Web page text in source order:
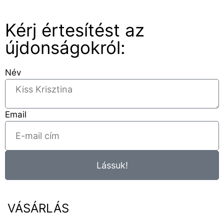
Kérj értesítést az
újdonságokról:
Név
Email
Lássuk!
VÁSÁRLÁS